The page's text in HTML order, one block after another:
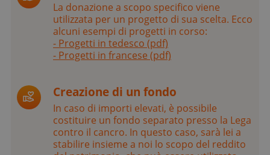
La donazione a scopo specifico viene
utilizzata per un progetto di sua scelta. Ecco
alcuni esempi di progetti in corso:
- Progetti in tedesco (pdf)
- Progetti in francese (pdf)
Creazione di un fondo
In caso di importi elevati, è possibile
costituire un fondo separato presso la Lega
contro il cancro. In questo caso, sarà lei a
stabilire insieme a noi lo scopo del reddito